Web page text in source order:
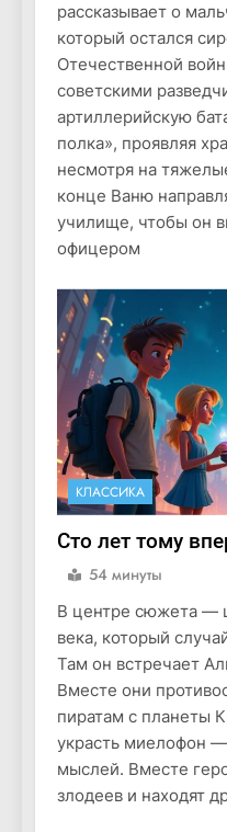
рассказывает о
который остался
Отечественной
советскими
артиллерийскую
полка», проявляя
несмотря на
конце Ваню
училище, чтобы он
офицером
КЛАССИКА
Сто лет тому
54 минуты
В центре сюжета —
века, который
Там он встречает
Вместе они
пиратам с планеты
украсть миелофон
мыслей. Вместе
злодеев и находят